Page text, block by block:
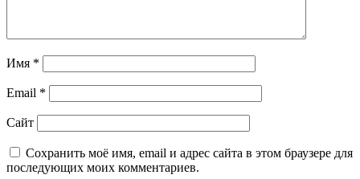
Имя *
Email *
Сайт
Сохранить моё имя, email и адрес сайта в этом браузере для
последующих моих комментариев.